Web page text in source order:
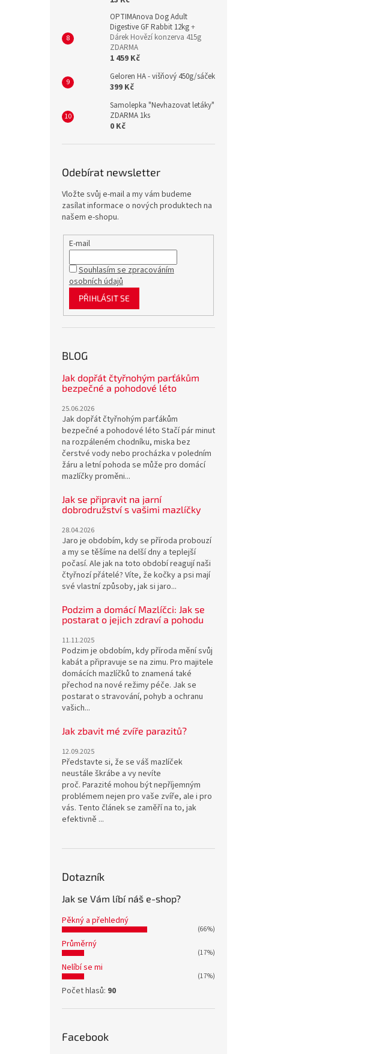
OPTIMAnova Dog Adult
Digestive GF Rabbit 12kg+
Dárek Hovězí konzerva 415g
ZDARMA
1 459 Kč
Geloren HA - višňový 450g/sáček
399 Kč
Samolepka "Nevhazovat letáky"
ZDARMA 1ks
0 Kč
Odebírat newsletter
Vložte svůj e-mail a my vám budeme
zasílat informace o nových produktech na
našem e-shopu.
E-mail
Souhlasím se zpracováním
osobních údajů
PŘIHLÁSIT SE
BLOG
Jak dopřát čtyřnohým parťákům
bezpečné a pohodové léto
25.06.2026
Jak dopřát čtyřnohým parťákům
bezpečné a pohodové léto Stačí pár minut
na rozpáleném chodníku, miska bez
čerstvé vody nebo procházka v poledním
žáru a letní pohoda se může pro domácí
mazlíčky proměni...
Jak se připravit na jarní
dobrodružství s vašimi mazlíčky
28.04.2026
Jaro je obdobím, kdy se příroda probouzí
a my se těšíme na delší dny a teplejší
počasí. Ale jak na toto období reagují naši
čtyřnozí přátelé? Víte, že kočky a psi mají
své vlastní způsoby, jak si jaro...
Podzim a domácí Mazlíčci: Jak se
postarat o jejich zdraví a pohodu
11.11.2025
Podzim je obdobím, kdy příroda mění svůj
kabát a připravuje se na zimu. Pro majitele
domácích mazlíčků to znamená také
přechod na nové režimy péče. Jak se
postarat o stravování, pohyb a ochranu
vašich...
Jak zbavit mé zvíře parazitů?
12.09.2025
Představte si, že se váš mazlíček
neustále škrábe a vy nevíte
proč. Parazité mohou být nepříjemným
problémem nejen pro vaše zvíře, ale i pro
vás. Tento článek se zaměří na to, jak
efektivně ...
Dotazník
Jak se Vám líbí náš e-shop?
Pěkný a přehledný
(66%)
Průměrný
(17%)
Nelíbí se mi
(17%)
Počet hlasů: 90
Facebook